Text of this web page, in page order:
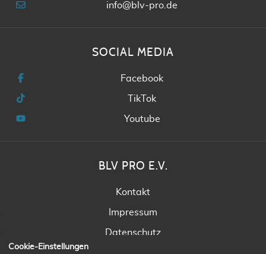
info@blv-pro.de
SOCIAL MEDIA
Facebook
TikTok
Youtube
BLV PRO E.V.
Kontakt
Impressum
Datenschutz
Cookie-Einstellungen